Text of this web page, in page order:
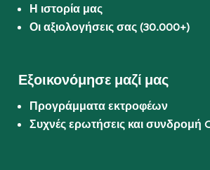
Η ιστορία μας
Οι αξιολογήσεις σας (30.000+)
Εξοικονόμησε μαζί μας
Προγράμματα εκτροφέων
Συχνές ερωτήσεις και συνδρομή